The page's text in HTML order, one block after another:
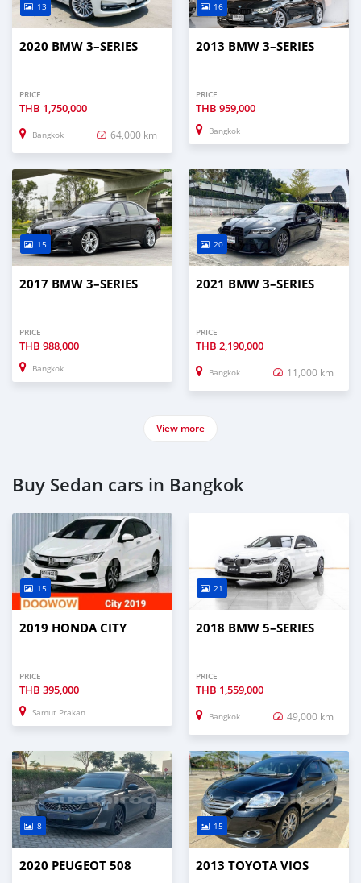
13
2020 BMW 3–SERIES
PRICE
THB 1,750,000
Bangkok 64,000 km
16
2013 BMW 3–SERIES
PRICE
THB 959,000
Bangkok
15
2017 BMW 3–SERIES
PRICE
THB 988,000
Bangkok
20
2021 BMW 3–SERIES
PRICE
THB 2,190,000
Bangkok 11,000 km
View more
Buy Sedan cars in Bangkok
15
2019 HONDA CITY
PRICE
THB 395,000
Samut Prakan
21
2018 BMW 5–SERIES
PRICE
THB 1,559,000
Bangkok 49,000 km
8
2020 PEUGEOT 508
15
2013 TOYOTA VIOS